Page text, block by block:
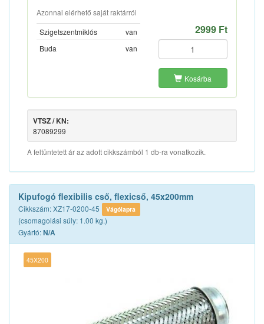
Azonnal elérhető saját raktárról
Szigetszentmiklós
van
Buda
van
2999 Ft
Kosárba
VTSZ / KN:
87089299
A feltüntetett ár az adott cikkszámból 1 db-ra vonatkozik.
Kipufogó flexibilis cső, flexicső, 45x200mm
Cikkszám: XZ17-0200-45 Vágólapra
(csomagolási súly: 1.00 kg.)
Gyártó:N/A
45X200